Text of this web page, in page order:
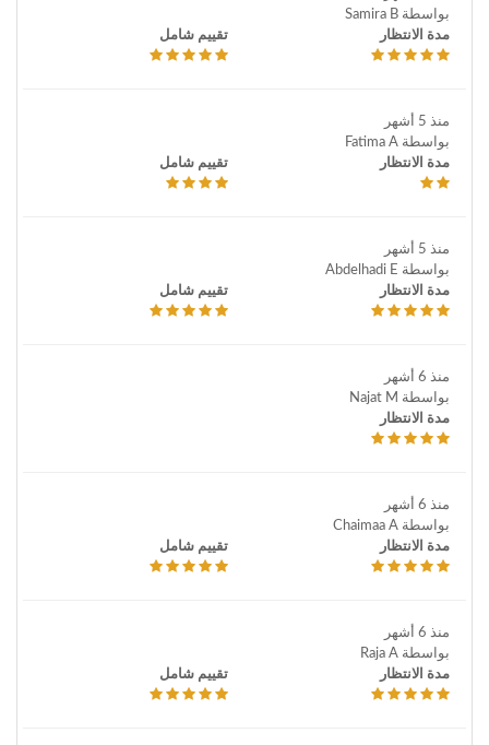
بواسطة Samira B
مدة الانتظار
تقييم شامل
منذ 5 أشهر
بواسطة Fatima A
مدة الانتظار
تقييم شامل
منذ 5 أشهر
بواسطة Abdelhadi E
مدة الانتظار
تقييم شامل
منذ 6 أشهر
بواسطة Najat M
مدة الانتظار
منذ 6 أشهر
بواسطة Chaimaa A
مدة الانتظار
تقييم شامل
منذ 6 أشهر
بواسطة Raja A
مدة الانتظار
تقييم شامل